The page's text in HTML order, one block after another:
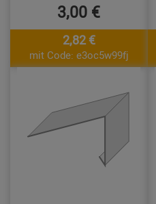
3,00 €
2,82 €
mit Code: e3oc5w99fj